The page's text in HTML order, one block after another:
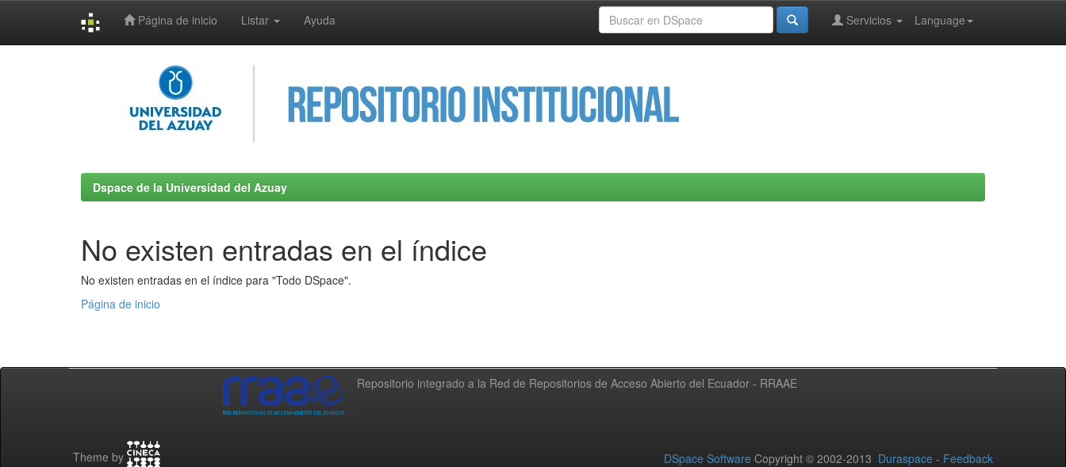
Página de inicio Listar Ayuda Language
Servicios
Dspace de la Universidad del Azuay
No existen entradas en el índice
No existen entradas en el índice para "Todo DSpace".
Página de inicio
Repositorio integrado a la Red de Repositorios de Acceso Abierto del Ecuador - RRAAE
Theme by DSpace Software Copyright © 2002-2013 Duraspace - Feedback